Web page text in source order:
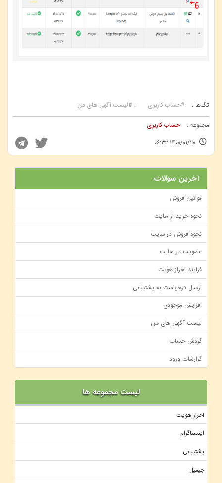
تگ‌ها : #حساب کاربری #لیست آگهی های من
مجموعه :
حساب کاربری
آخرین سوالات
قوانین فروش
نحوه خرید از سایت
نحوه فروش در سایت
عضویت در سایت
فرایند احراز هویت
ارسال درخواست به پشتیبانی
افزایش موجودی
لیست آگهی های من
گردش حساب
گزارشات ورود
لیست مجموعه ها
احراز هویت
اینستاگرام
پشتیبانی
جیمیل